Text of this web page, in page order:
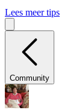
Lees meer tips
Community